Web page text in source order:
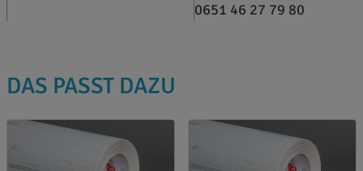
0651 46 27 79 80
DAS PASST DAZU